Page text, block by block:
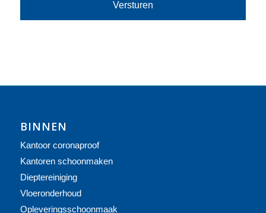
BINNEN
Kantoor coronaproof
Kantoren schoonmaken
Dieptereiniging
Vloeronderhoud
Opleveringsschoonmaak